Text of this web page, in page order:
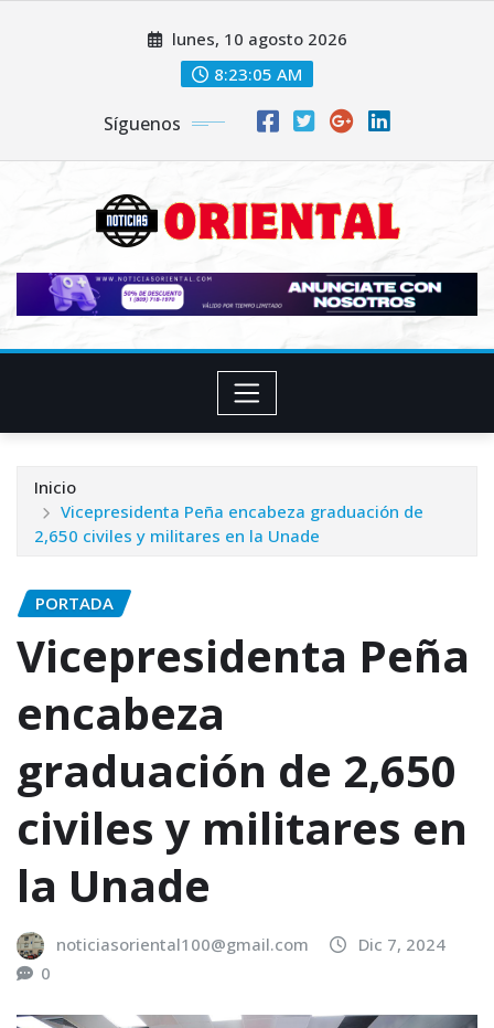
lunes, 10 agosto 2026
8:23:07 AM
Síguenos
Inicio
Vicepresidenta Peña encabeza graduación de
2,650 civiles y militares en la Unade
PORTADA
Vicepresidenta Peña
encabeza
graduación de 2,650
civiles y militares en
la Unade
noticiasoriental100@gmail.com
Dic 7, 2024
0